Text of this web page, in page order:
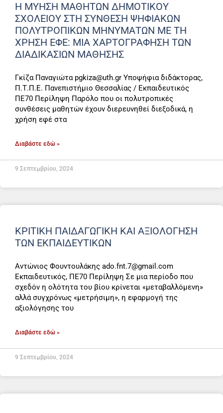
Η ΜΥΗΣΗ ΜΑΘΗΤΩΝ ΔΗΜΟΤΙΚΟΥ
ΣΧΟΛΕΙΟΥ ΣΤΗ ΣΥΝΘΕΣΗ ΨΗΦΙΑΚΩΝ
ΠΟΛΥΤΡΟΠΙΚΩΝ ΜΗΝΥΜΑΤΩΝ ΜΕ ΤΗ
ΧΡΗΣΗ ΕΦΕ: ΜΙΑ ΧΑΡΤΟΓΡΑΦΗΣΗ ΤΩΝ
ΔΙΑΔΙΚΑΣΙΩΝ ΜΑΘΗΣΗΣ
Γκίζα Παναγιώτα pgkiza@uth.gr Υποψήφια διδάκτορας,
Π.Τ.Π.Ε. Πανεπιστήμιο Θεσσαλίας / Εκπαιδευτικός
ΠΕ70 Περίληψη Παρόλο που οι πολυτροπικές
συνθέσεις μαθητών έχουν διερευνηθεί διεξοδικά, η
χρήση εφέ στα
Διαβάστε εδώ »
9 Σεπτεμβρίου, 2024
ΚΡΙΤΙΚΗ ΠΑΙΔΑΓΩΓΙΚΗ ΚΑΙ ΑΞΙΟΛΟΓΗΣΗ
ΤΩΝ ΕΚΠΑΙΔΕΥΤΙΚΩΝ
Αντώνιος Φουντουλάκης ado.fnt.7@gmail.com
Εκπαιδευτικός, ΠΕ70 Περίληψη Σε μια περίοδο που
σχεδόν η ολότητα του βίου κρίνεται «μεταβαλλόμενη»
αλλά συγχρόνως «μετρήσιμη», η εφαρμογή της
αξιολόγησης του
Διαβάστε εδώ »
9 Σεπτεμβρίου, 2024